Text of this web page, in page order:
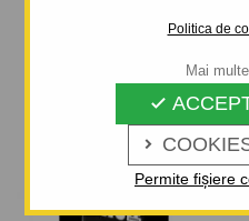
Politica de


Permite fișiere
Mai